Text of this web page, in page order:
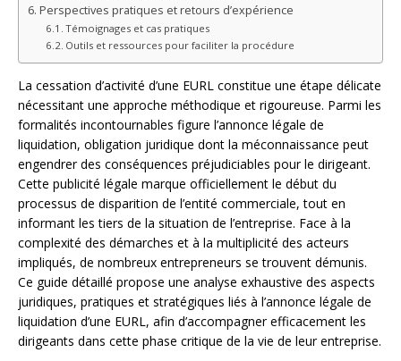
Perspectives pratiques et retours d’expérience
Témoignages et cas pratiques
Outils et ressources pour faciliter la procédure
La cessation d’activité d’une EURL constitue une étape délicate
nécessitant une approche méthodique et rigoureuse. Parmi les
formalités incontournables figure l’annonce légale de
liquidation, obligation juridique dont la méconnaissance peut
engendrer des conséquences préjudiciables pour le dirigeant.
Cette publicité légale marque officiellement le début du
processus de disparition de l’entité commerciale, tout en
informant les tiers de la situation de l’entreprise. Face à la
complexité des démarches et à la multiplicité des acteurs
impliqués, de nombreux entrepreneurs se trouvent démunis.
Ce guide détaillé propose une analyse exhaustive des aspects
juridiques, pratiques et stratégiques liés à l’annonce légale de
liquidation d’une EURL, afin d’accompagner efficacement les
dirigeants dans cette phase critique de la vie de leur entreprise.